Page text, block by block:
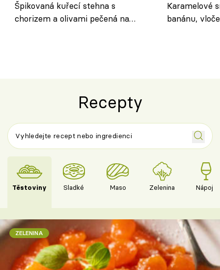
Špikovaná kuřecí stehna s
chorizem a olivami pečená na
Karamelové
banánu,
Recepty
Těstoviny Sladké Maso Zelenina Nápoje
ZELENINA